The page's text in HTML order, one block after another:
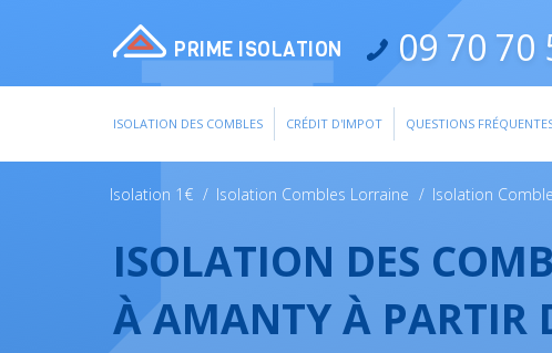
PRIME ISOLATION 09 70 70
ISOLATION DES COMBLES CRÉDIT D'IMPOT QUESTIONS
Isolation 1€ / Isolation Combles Lorraine / Isolation
ISOLATION DES
À AMANTY À PARTIR